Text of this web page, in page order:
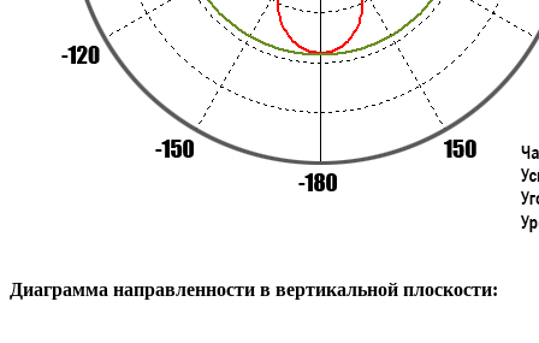
Диаграмма направленности в вертикальной плоскости: